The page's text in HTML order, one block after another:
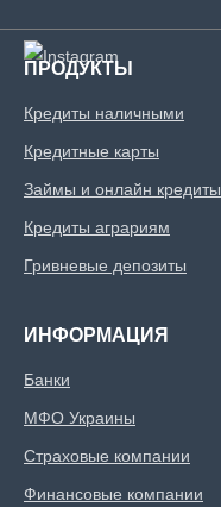
ПРОДУКТЫ
Кредиты наличными
Кредитные карты
Займы и онлайн кредиты
Кредиты аграриям
Гривневые депозиты
ИНФОРМАЦИЯ
Банки
МФО Украины
Страховые компании
Финансовые компании